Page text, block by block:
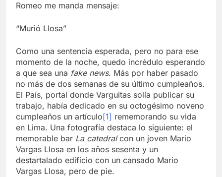
Romeo me manda mensaje:
“Murió Llosa”
Como una sentencia esperada, pero no para ese
momento de la noche, quedo incrédulo esperando
a que sea una fake news. Más por haber pasado
no más de dos semanas de su último cumpleaños.
El País, portal donde Varguitas solía publicar su
trabajo, había dedicado en su octogésimo noveno
cumpleaños un artículo[1] rememorando su vida
en Lima. Una fotografía destaca lo siguiente: el
memorable bar La catedralcon un joven Mario
Vargas Llosa en los años sesenta y un
destartalado edificio con un cansado Mario
Vargas Llosa, pero de pie.